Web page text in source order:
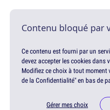
Contenu bloqué par
Ce contenu est fourni par un
devez accepter les cookies dans
Modifiez ce choix à tout moment
de la Confidentialité" en bas de
Gérer mes choix